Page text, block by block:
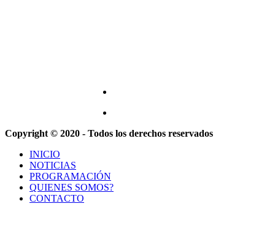
Copyright © 2020 - Todos los derechos reservados
INICIO
NOTICIAS
PROGRAMACIÓN
QUIENES SOMOS?
CONTACTO